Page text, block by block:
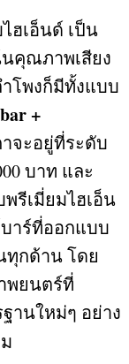
ฮเอ็นด์ เป็น
คุณภาพเสียง
โพงก็มีทั้งแบบ
+
จะอยู่ที่ระดับ
บาท และ
รีเมี่ยมไฮเอ็น
าร์ที่ออกแบบ
ทุกด้าน โดย
พยนตร์ที่
านใหม่ๆ อย่าง